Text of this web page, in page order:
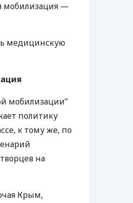
мобилизация —
медицинскую
мобилизации”
политику
к тому же, по
на
Крым,